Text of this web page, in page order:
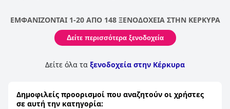
ΕΜΦΑΝΙΖΟΝΤΑΙ 1-20 ΑΠΟ 148 ΞΕΝΟΔΟΧΕΙΑ ΣΤΗΝ ΚΕΡΚΥΡΑ
Δείτε περισσότερα ξενοδοχεία
Δείτε όλα τα ξενοδοχεία στην Κέρκυρα
Δημοφιλείς προορισμοί που αναζητούν οι χρήστες
σε αυτή την κατηγορία: